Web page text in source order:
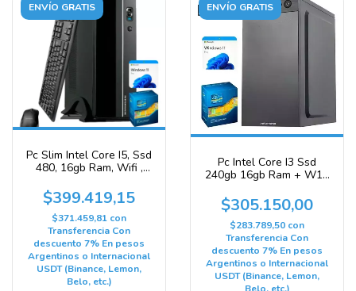
ENVÍO GRATIS
Pc Slim Intel Core I5, Ssd
480, 16gb Ram, Wifi ,
$399.419,15
$371.459,81 con
Transferencia Con
descuento 7% En pesos
Argentinos o Internacional
USDT (Binance, Lemon,
Belo, etc.)
ENVÍO GRATIS
Pc Intel Core I3 Ssd
240gb 16gb Ram + W11
Graphics 2500
$305.150,00
$283.789,50 con
Transferencia Con
descuento 7% En pesos
Argentinos o Internacional
USDT (Binance, Lemon,